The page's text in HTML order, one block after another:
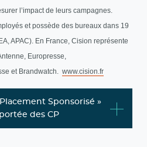
l’impact de leurs campagnes.
et possède des bureaux dans 19
APAC). En France, Cision représente
Europresse,
et Brandwatch. www.cision.fr
Sponsorisé »
des CP